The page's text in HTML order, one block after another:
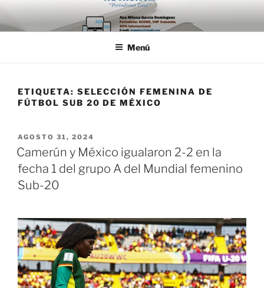
Saltar
al
contenido
Menú
ETIQUETA: SELECCIÓN FEMENINA DE
FÚTBOL SUB 20 DE MÉXICO
PUBLICADO
EL
AGOSTO 31, 2024
Camerún y México igualaron 2-2 en la
fecha 1 del grupo A del Mundial femenino
Sub-20